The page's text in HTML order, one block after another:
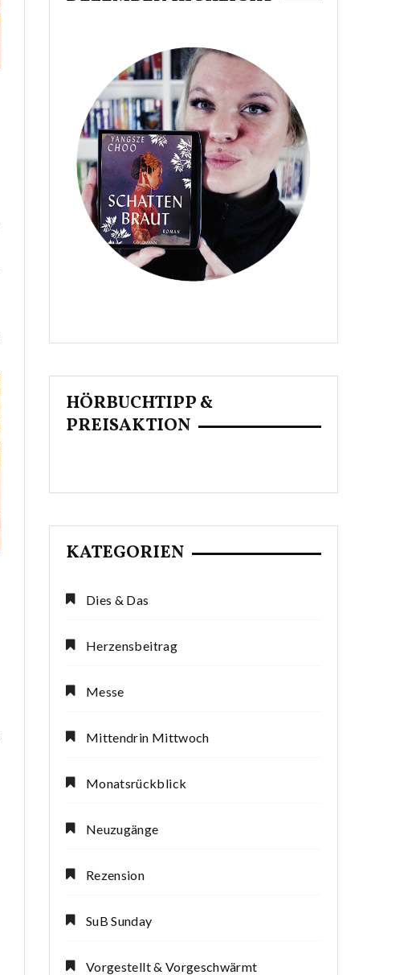
HÖRBUCHTIPP &
PREISAKTION
KATEGORIEN
Dies & Das
Herzensbeitrag
Messe
Mittendrin Mittwoch
Monatsrückblick
Neuzugänge
Rezension
SuB Sunday
Vorgestellt & Vorgeschwärmt